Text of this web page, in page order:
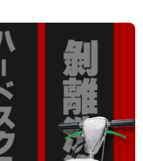
ウトレット品を大放出中